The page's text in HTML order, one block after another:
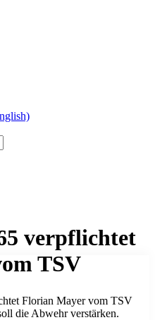
verpflichtet
TSV
Florian Mayer vom TSV
die Abwehr verstärken.